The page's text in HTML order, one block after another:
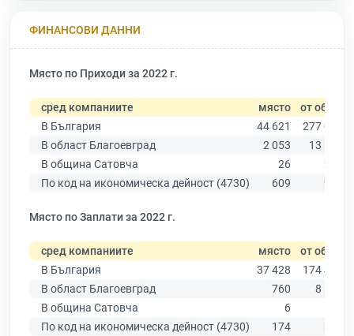
ФИНАНСОВИ ДАННИ
Място по Приходи за 2022 г.
сред компаниите място от общо
В България
44 621
277 019
В област Благоевград
2 053
13 529
В община Сатовча
26
227
По код на икономическа дейност (4730)
609 974
Място по Заплати за 2022 г.
сред компаниите място от общо
В България
37 428
174 403
В област Благоевград
760
8 826
В община Сатовча
6
По код на икономическа дейност (4730)
174 863